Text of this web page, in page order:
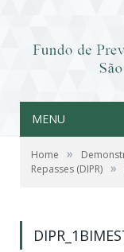
MENU
Home »
Repasses (DIPR) »